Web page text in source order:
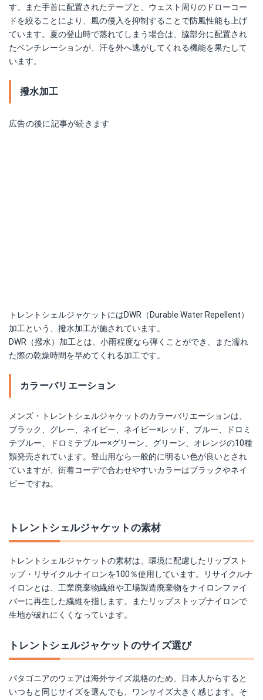
す。また手首に配置されたテープと、ウェスト周りのドローコー
ドを絞ることにより、風の侵入を抑制することで防風性能も上げ
ています。夏の登山時で蒸れてしまう場合は、脇部分に配置され
たベンチレーションが、汗を外へ逃がしてくれる機能を果たして
います。
撥水加工
広告の後に記事が続きます
トレントシェルジャケットにはDWR（Durable Water Repellent）
加工という、撥水加工が施されています。
DWR（撥水）加工とは、小雨程度なら弾くことができ、また濡れ
た際の乾燥時間を早めてくれる加工です。
カラーバリエーション
メンズ・トレントシェルジャケットのカラーバリエーションは、
ブラック、グレー、ネイビー、ネイビー×レッド、ブルー、ドロミ
テブルー、ドロミテブルー×グリーン、グリーン、オレンジの10種
類発売されています。登山用なら一般的に明るい色が良いとされ
ていますが、街着コーデで合わせやすいカラーはブラックやネイ
ビーですね。
トレントシェルジャケットの素材
トレントシェルジャケットの素材は、環境に配慮したリップスト
ップ・リサイクルナイロンを100％使用しています。リサイクルナ
イロンとは、工業廃棄物繊維や工場製造廃棄物をナイロンファイ
バーに再生した繊維を指します。またリップストップナイロンで
生地が破れにくくなっています。
トレントシェルジャケットのサイズ選び
パタゴニアのウェアは海外サイズ規格のため、日本人からすると
いつもと同じサイズを選んでも、ワンサイズ大きく感じます。そ